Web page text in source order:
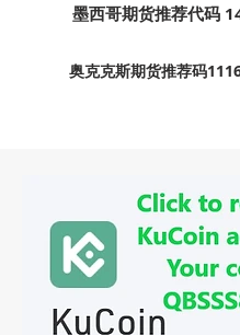
墨西哥期货推荐代码
奥克克斯期货推荐码